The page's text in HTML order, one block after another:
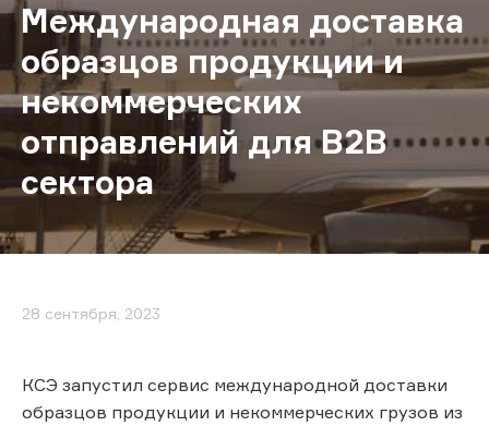
Международная доставка
образцов продукции и
некоммерческих
отправлений для B2B
сектора
28 сентября, 2023
КСЭ запустил сервис международной доставки
образцов продукции и некоммерческих грузов из